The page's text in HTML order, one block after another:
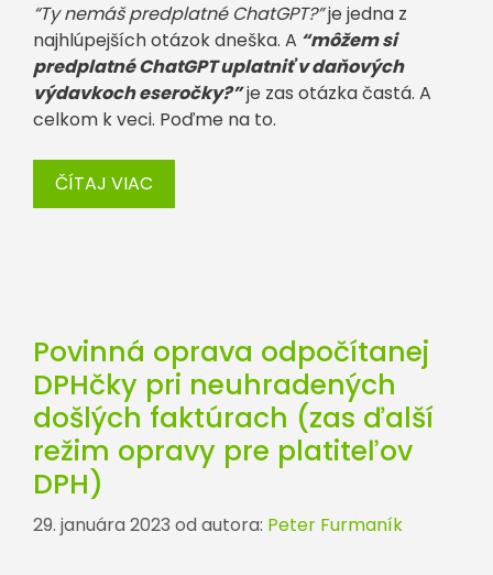
“Ty nemáš predplatné ChatGPT?”je jedna z
najhlúpejších otázok dneška. A “môžem si
predplatné ChatGPT uplatniť v daňových
výdavkoch eseročky?”je zas otázka častá. A
celkom k veci. Poďme na to.
ČÍTAJ VIAC
Povinná oprava odpočítanej
DPHčky pri neuhradených
došlých faktúrach (zas ďalší
režim opravy pre platiteľov
DPH)
29. januára 2023 od autora: Peter Furmaník